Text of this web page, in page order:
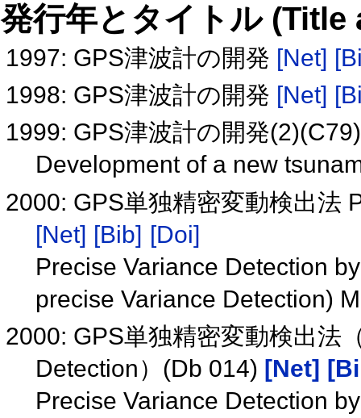
発行年とタイトル
1997: GPS津波計の開発 [Net]
1998: GPS津波計の開発 [Net]
1999: GPS津波計の開発
Development of a new
2000: GPS単独精密変動検出法
[Net] [Bib] [Doi]
Precise Variance Detection
precise Variance Detection)
2000: GPS単独精密変動検出法
Detection）(Db 014) [Net]
Precise Variance Detection